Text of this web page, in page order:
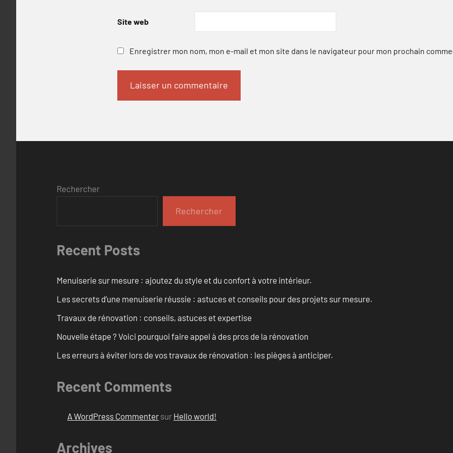
Site web
Enregistrer mon nom, mon e-mail et mon site dans le navigateur pour mon prochain
Rechercher
Rechercher
Recent Posts
Menuiserie sur mesure : ajoutez du style et du confort à votre intérieur.
Les secrets d’une menuiserie réussie : astuces et conseils pour des projets sur mesure.
Travaux de rénovation : conseils, astuces et expertise
Nouvelle étape ? Voici pourquoi faire appel à des pros de la rénovation
Les erreurs à éviter lors de vos travaux de rénovation : les pièges à anticiper.
Recent Comments
A WordPress Commenter sur Hello world!
Archives